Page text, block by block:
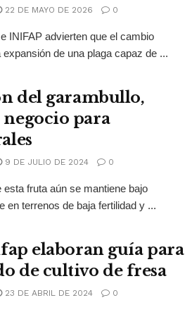
22 DE MAYO DE 2026 0
INIFAP advierten que el cambio
de una plaga capaz de ...
del garambullo,
para
9 DE JULIO DE 2024 0
fruta aún se mantiene bajo
en terrenos de baja fertilidad y ...
elaboran guía para
de cultivo de fresa
23 DE ABRIL DE 2024 0